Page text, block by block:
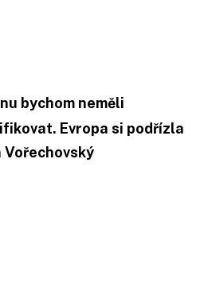
bychom neměli
Evropa si podřízla
Vořechovský